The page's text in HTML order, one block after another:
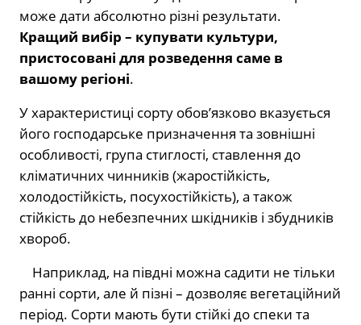
може дати абсолютно різні результати.
Кращий вибір – купувати культури,
пристосовані для розведення саме в
вашому регіоні.
У характеристиці сорту обов’язково вказується
його господарське призначення та зовнішні
особливості, група стиглості, ставлення до
кліматичних чинників (жаростійкість,
холодостійкість, посухостійкість), а також
стійкість до небезпечних шкідників і збудників
хвороб.
Наприклад, на півдні можна садити не тільки
ранні сорти, але й пізні – дозволяє вегетаційний
період. Сорти мають бути стійкі до спеки та